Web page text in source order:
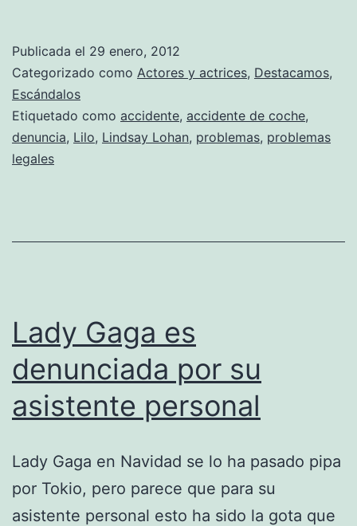
Mil
y
Un
Problemas
Publicada el 29 enero, 2012
Categorizado como Actores y actrices, Destacamos,
Escándalos
Etiquetado como accidente, accidente de coche,
denuncia, Lilo, Lindsay Lohan, problemas, problemas
legales
Lady Gaga es
denunciada por su
asistente personal
Lady Gaga en Navidad se lo ha pasado pipa
por Tokio, pero parece que para su
asistente personal esto ha sido la gota que